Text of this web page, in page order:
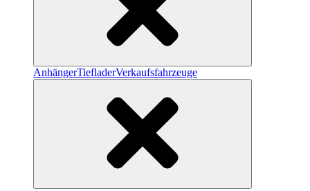
AnhängerTiefladerVerkaufsfahrzeuge